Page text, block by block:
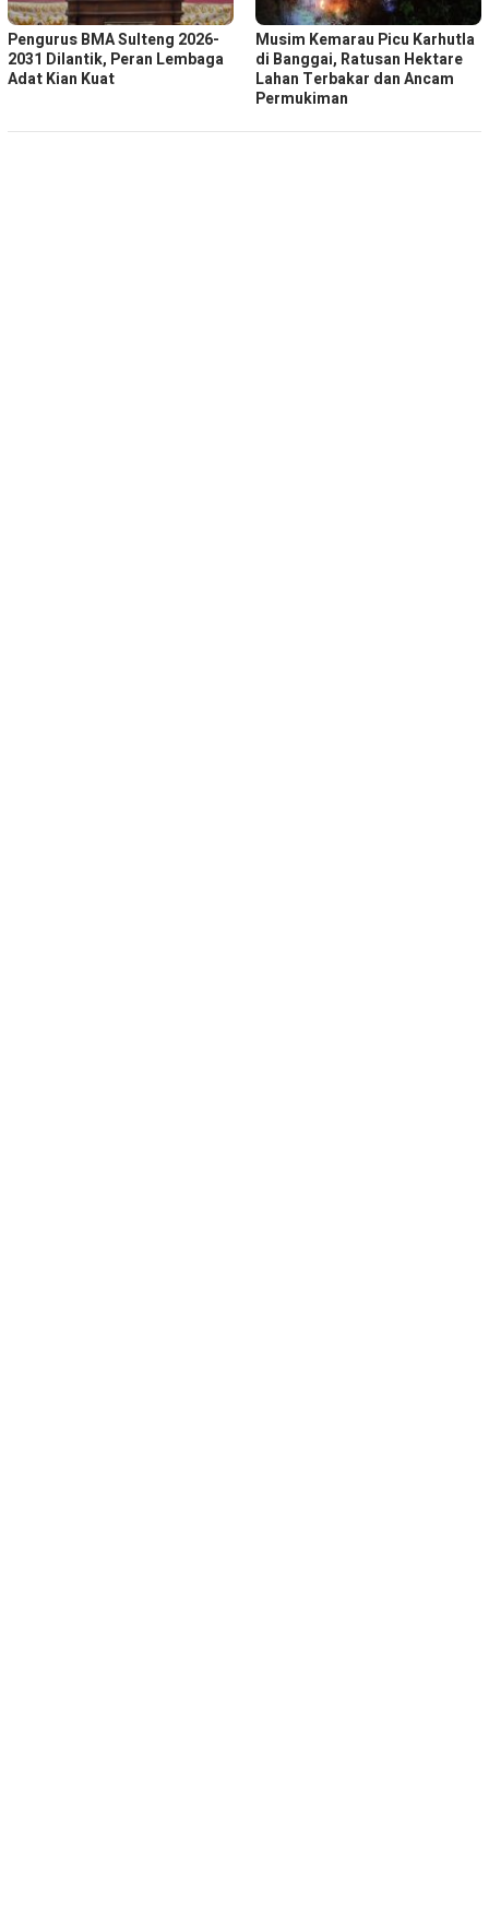
Pengurus BMA Sulteng 2026-
2031 Dilantik, Peran Lembaga
Adat Kian Kuat
Musim Kemarau Picu Karhutla
di Banggai, Ratusan Hektare
Lahan Terbakar dan Ancam
Permukiman